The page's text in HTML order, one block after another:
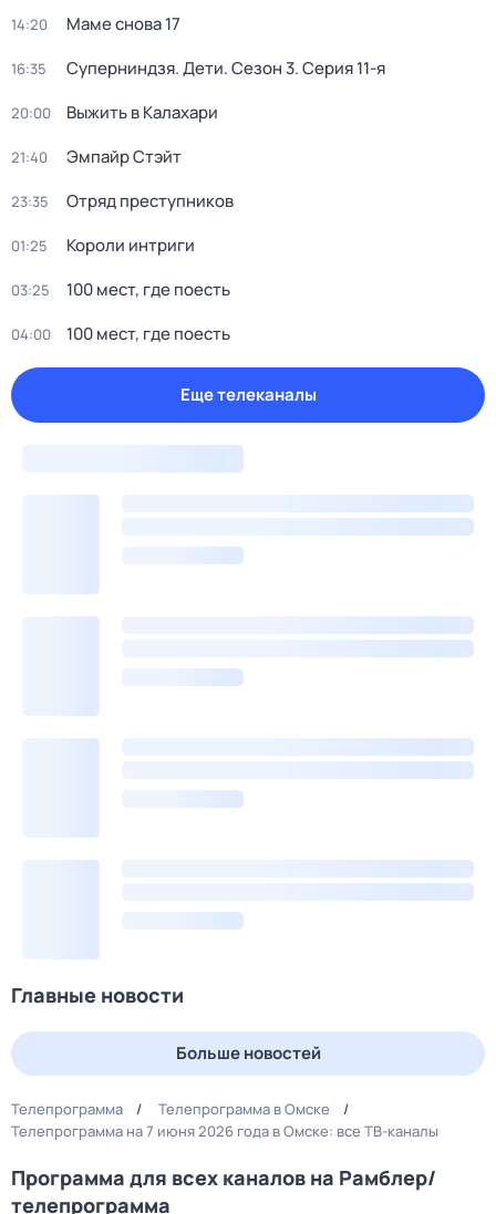
14:20 Маме снова 17
16:35 Суперниндзя. Дети. Сезон 3. Серия 11-я
20:00 Выжить в Калахари
21:40 Эмпайр Стэйт
23:35 Отряд преступников
01:25 Короли интриги
03:25 100 мест, где поесть
04:00 100 мест, где поесть
Еще телеканалы
Главные новости
Больше новостей
Телепрограмма
Телепрограмма в Омске
Телепрограмма на 7 июня 2026 года в Омске: все ТВ-каналы
Программа для всех каналов на Рамблер/
телепрограмма